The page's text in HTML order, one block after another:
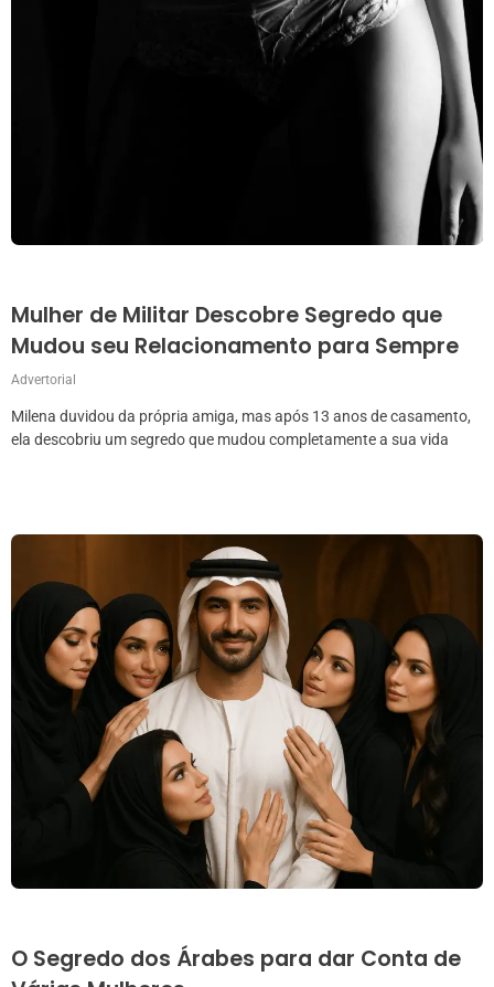
Mulher de Militar Descobre Segredo que
Mudou seu Relacionamento para Sempre
Advertorial
Milena duvidou da própria amiga, mas após 13 anos de casamento,
ela descobriu um segredo que mudou completamente a sua vida
O Segredo dos Árabes para dar Conta de